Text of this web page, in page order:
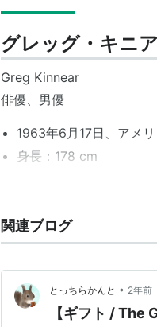
グレッグ・キニア
Greg Kinnear
俳優、男優
1963年6月17日、アメ
身長：178 cm
天国は、ほんとうにある
＞ 出演
ムービー43（2013） 出
モダン・ファミリー（
関連ブログ
とっちらかんと • 2年前
【ギフト / The